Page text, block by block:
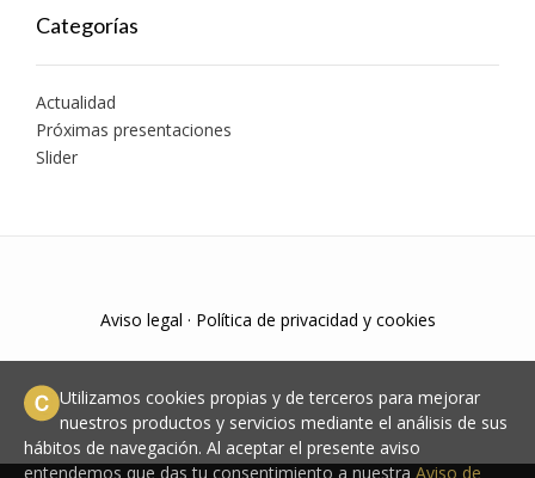
Categorías
Actualidad
Próximas presentaciones
Slider
Aviso legal · Política de privacidad y cookies
Utilizamos cookies propias y de terceros para mejorar
nuestros productos y servicios mediante el análisis de sus
hábitos de navegación. Al aceptar el presente aviso
entendemos que das tu consentimiento a nuestra Aviso de